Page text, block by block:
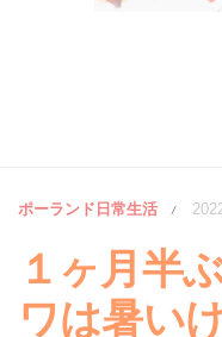
ポーランド日常生活 /
１ヶ月半
ワは暑い